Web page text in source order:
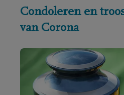
Condoleren en
van Corona